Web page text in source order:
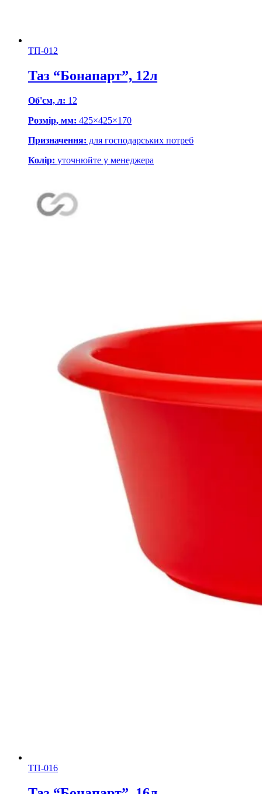
ТП-012
Таз “Бонапарт”, 12л
Об'єм, л: 12
Розмір, мм: 425×425×170
Призначення: для господарських потреб
Колір: уточнюйте у менеджера
ТП-016